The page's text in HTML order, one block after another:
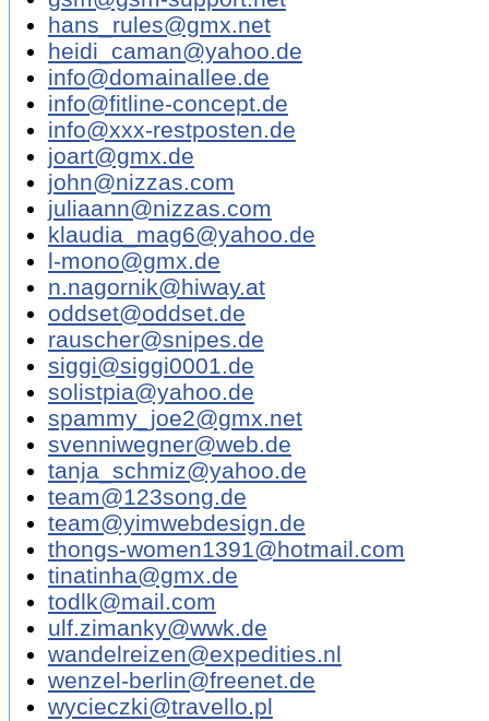
hans_rules@gmx.net
heidi_caman@yahoo.de
info@domainallee.de
info@fitline-concept.de
info@xxx-restposten.de
joart@gmx.de
john@nizzas.com
juliaann@nizzas.com
klaudia_mag6@yahoo.de
l-mono@gmx.de
n.nagornik@hiway.at
oddset@oddset.de
rauscher@snipes.de
siggi@siggi0001.de
solistpia@yahoo.de
spammy_joe2@gmx.net
svenniwegner@web.de
tanja_schmiz@yahoo.de
team@123song.de
team@yimwebdesign.de
thongs-women1391@hotmail.com
tinatinha@gmx.de
todlk@mail.com
ulf.zimanky@wwk.de
wandelreizen@expedities.nl
wenzel-berlin@freenet.de
wycieczki@travello.pl